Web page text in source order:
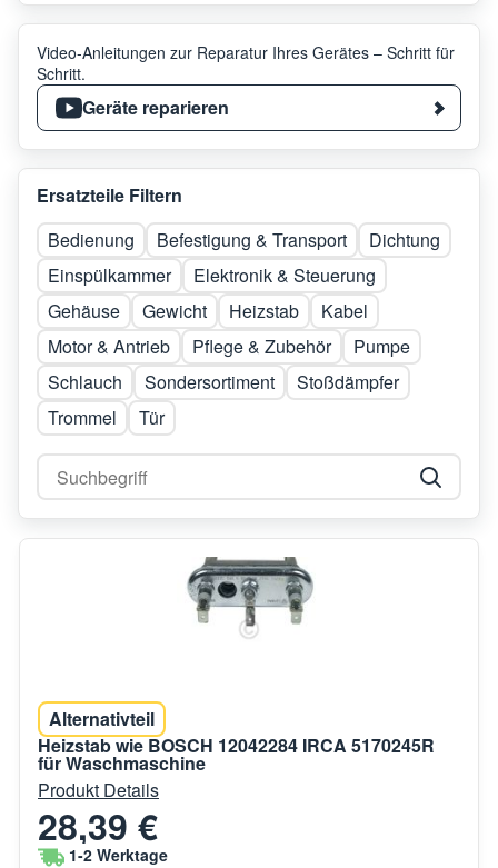
Video-Anleitungen zur Reparatur Ihres Gerätes – Schritt für
Schritt.
Geräte reparieren
Ersatzteile Filtern
Bedienung
Befestigung & Transport
Dichtung
Einspülkammer
Elektronik & Steuerung
Gehäuse
Gewicht Heizstab
Kabel
Motor & Antrieb
Pflege & Zubehör
Pumpe
Schlauch
Sondersortiment
Stoßdämpfer
Trommel
Tür
Alternativteil
Heizstab wie BOSCH 12042284 IRCA 5170245R
für Waschmaschine
Produkt Details
28,39 €
1-2 Werktage